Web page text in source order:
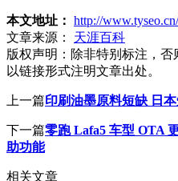
本文地址： http://
文章来源：
天涯百科
版权声明： 除非特别标注，
以链接形式注明文章出处。
上一篇印刷油墨原料短缺 日
下一篇零跑 Lafa5 车型 OTA
助功能
相关文章